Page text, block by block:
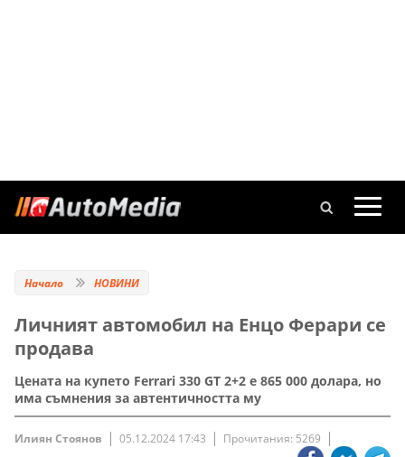
Начало НОВИНИ
Личният автомобил на Енцо Ферари се
продава
Цената на купето Ferrari 330 GT 2+2 е 865 000 долара, но
има съмнения за автентичността му
Илиян Стоянов 05.12.2024 17:43 Прочитания: 5269